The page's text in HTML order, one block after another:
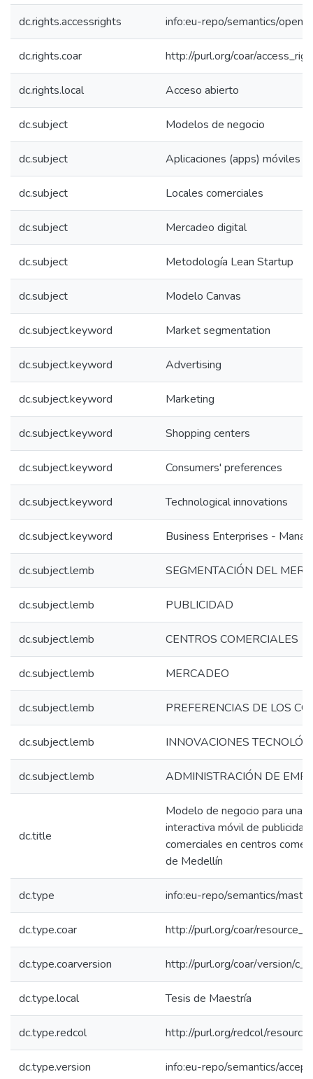
dc.rights.accessrights info:eu-repo/semantics/
dc.rights.coar http://purl.org/coar/
dc.rights.local Acceso abierto
dc.subject Modelos de negocio
dc.subject Aplicaciones (apps) móviles
dc.subject Locales comerciales
dc.subject Mercadeo digital
dc.subject Metodología Lean Startup
dc.subject Modelo Canvas
dc.subject.keyword Market segmentation
dc.subject.keyword Advertising
dc.subject.keyword Marketing
dc.subject.keyword Shopping centers
dc.subject.keyword Consumers' preferences
dc.subject.keyword Technological innovations
dc.subject.keyword Business Enterprises -
dc.subject.lemb SEGMENTACIÓN DEL
dc.subject.lemb PUBLICIDAD
dc.subject.lemb CENTROS COMERCIALES
dc.subject.lemb MERCADEO
dc.subject.lemb PREFERENCIAS DE LOS
dc.subject.lemb INNOVACIONES
dc.subject.lemb ADMINISTRACIÓN DE
dc.title
Modelo de negocio para una
interactiva móvil de
comerciales en centros
de Medellín
dc.type info:eu-repo/semantics/
dc.type.coar http://purl.org/coar/
dc.type.coarversion http://purl.org/coar/version/
dc.type.local Tesis de Maestría
dc.type.redcol http://purl.org/redcol/
dc.type.version info:eu-repo/semantics/